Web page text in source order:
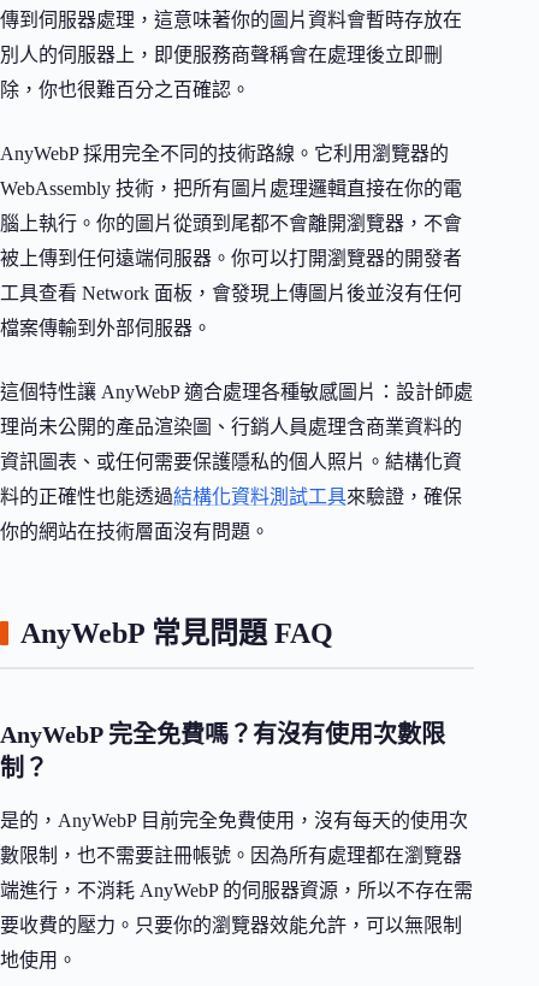
傳到伺服器處理，這意味著你的圖片資料會暫時存放在
別人的伺服器上，即便服務商聲稱會在處理後立即刪
除，你也很難百分之百確認。
AnyWebP 採用完全不同的技術路線。它利用瀏覽器的
WebAssembly 技術，把所有圖片處理邏輯直接在你的電
腦上執行。你的圖片從頭到尾都不會離開瀏覽器，不會
被上傳到任何遠端伺服器。你可以打開瀏覽器的開發者
工具查看 Network 面板，會發現上傳圖片後並沒有任何
檔案傳輸到外部伺服器。
這個特性讓 AnyWebP 適合處理各種敏感圖片：設計師處
理尚未公開的產品渲染圖、行銷人員處理含商業資料的
資訊圖表、或任何需要保護隱私的個人照片。結構化資
料的正確性也能透過結構化資料測試工具來驗證，確保
你的網站在技術層面沒有問題。
AnyWebP 常見問題 FAQ
AnyWebP 完全免費嗎？有沒有使用次數限
制？
是的，AnyWebP 目前完全免費使用，沒有每天的使用次
數限制，也不需要註冊帳號。因為所有處理都在瀏覽器
端進行，不消耗 AnyWebP 的伺服器資源，所以不存在需
要收費的壓力。只要你的瀏覽器效能允許，可以無限制
地使用。